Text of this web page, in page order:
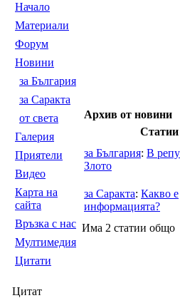
Началo
Материали
Форум
Новини
за България
за Саракта
от света
Галерия
Приятели
Видео
Карта на
сайта
Връзка с нас
Мултимедия
Цитати
Цитат
Архив от новини
Статии
за България: В
Злото
за Саракта: Какво е
информацията?
Има 2 статии общо